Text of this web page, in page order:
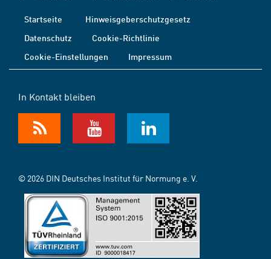
Startseite
Hinweisgeberschutzgesetz
Datenschutz
Cookie-Richtlinie
Cookie-Einstellungen
Impressum
In Kontakt bleiben
© 2026 DIN Deutsches Institut für Normung e. V.